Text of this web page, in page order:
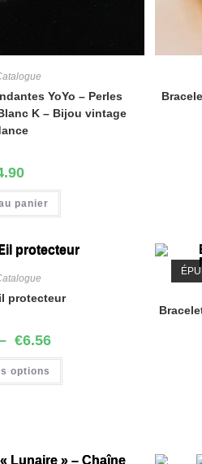
YoYo – Perles
K – Bijou vintage
panier
protecteur
€6.56
options